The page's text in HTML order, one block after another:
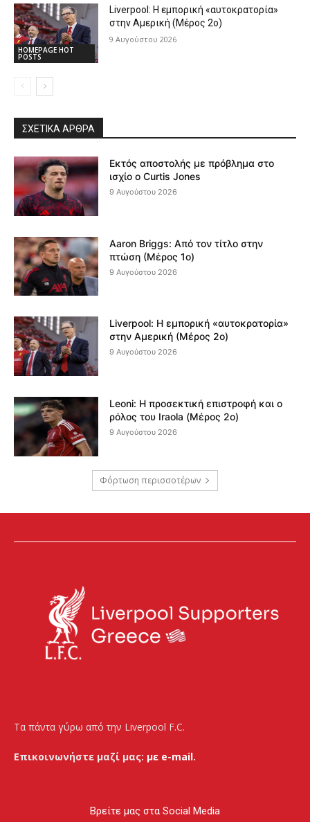
HOMEPAGE HOT
POSTS
Liverpool: Η εμπορική «αυτοκρατορία»
στην Αμερική (Μέρος 2ο)
9 Αυγούστου 2026
ΣΧΕΤΙΚΆ ΆΡΘΡΑ
Εκτός αποστολής με πρόβλημα στο
ισχίο ο Curtis Jones
9 Αυγούστου 2026
Aaron Briggs: Από τον τίτλο στην
πτώση (Μέρος 1ο)
9 Αυγούστου 2026
Liverpool: Η εμπορική «αυτοκρατορία»
στην Αμερική (Μέρος 2ο)
9 Αυγούστου 2026
Leoni: Η προσεκτική επιστροφή και ο
ρόλος του Iraola (Μέρος 2ο)
9 Αυγούστου 2026
Φόρτωση περισσοτέρων
Τα πάντα γύρω από την Liverpool F.C.
Επικοινωνήστε μαζί μας: με e-mail.
Βρείτε μας στα Social Media